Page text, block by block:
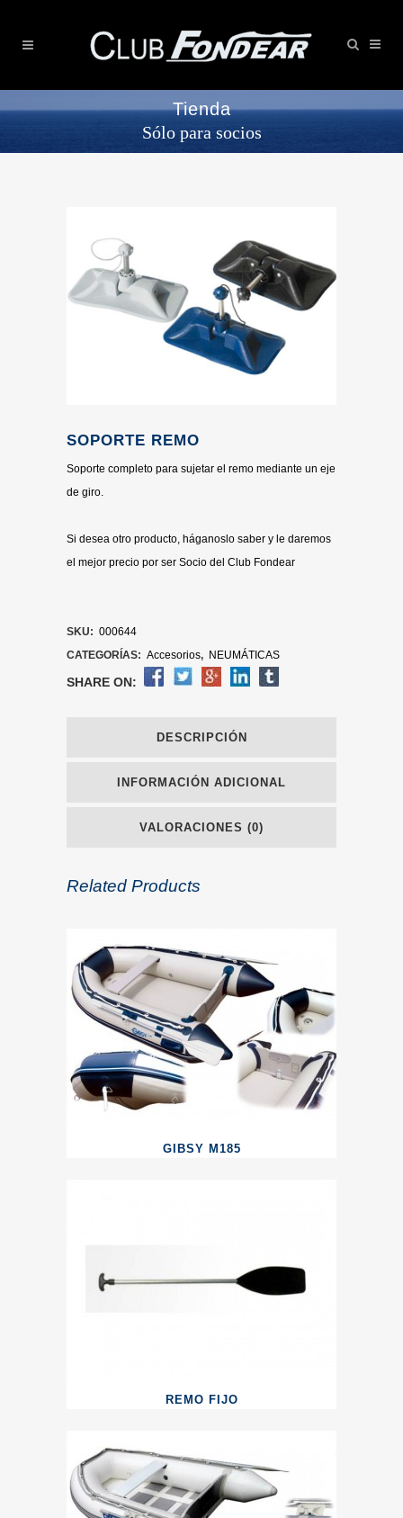
Tienda
Sólo para socios
SOPORTE REMO
Soporte completo para sujetar el remo mediante un eje
de giro.
Si desea otro producto, háganoslo saber y le daremos
el mejor precio por ser Socio del Club Fondear
SKU: 000644
CATEGORÍAS: Accesorios, NEUMÁTICAS
SHARE ON:
DESCRIPCIÓN
INFORMACIÓN ADICIONAL
VALORACIONES (0)
Related Products
GIBSY M185
REMO FIJO